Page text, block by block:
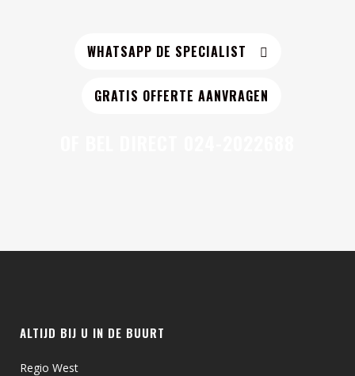
WHATSAPP DE SPECIALIST
GRATIS OFFERTE AANVRAGEN
ALTIJD BIJ U IN DE BUURT
Regio West